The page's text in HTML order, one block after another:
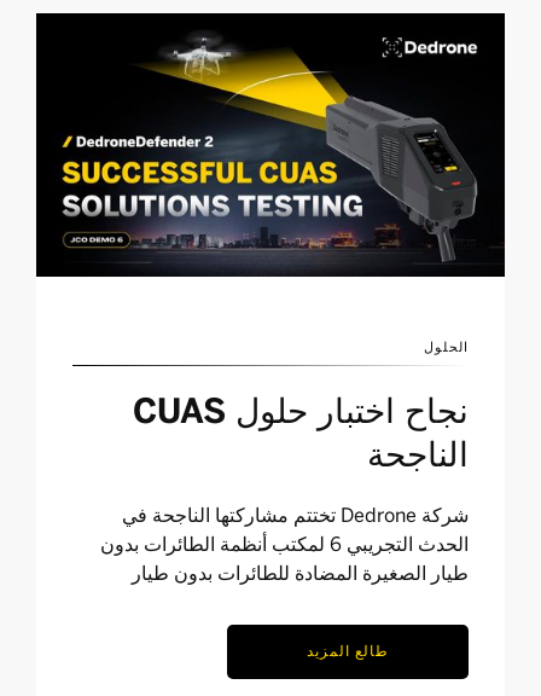
الحلول
نجاح اختبار حلول CUAS
الناجحة
شركة Dedrone تختتم مشاركتها الناجحة في
الحدث التجريبي 6 لمكتب أنظمة الطائرات بدون
طيار الصغيرة المضادة للطائرات بدون طيار
طالع المزيد